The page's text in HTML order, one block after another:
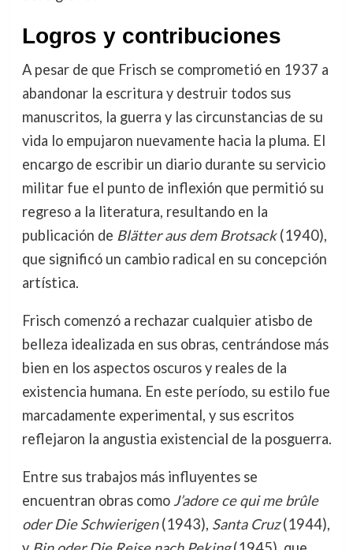
Logros y contribuciones
A pesar de que Frisch se comprometió en 1937 a
abandonar la escritura y destruir todos sus
manuscritos, la guerra y las circunstancias de su
vida lo empujaron nuevamente hacia la pluma. El
encargo de escribir un diario durante su servicio
militar fue el punto de inflexión que permitió su
regreso a la literatura, resultando en la
publicación de Blätter aus dem Brotsack(1940),
que significó un cambio radical en su concepción
artística.
Frisch comenzó a rechazar cualquier atisbo de
belleza idealizada en sus obras, centrándose más
bien en los aspectos oscuros y reales de la
existencia humana. En este período, su estilo fue
marcadamente experimental, y sus escritos
reflejaron la angustia existencial de la posguerra.
Entre sus trabajos más influyentes se
encuentran obras como J’adore ce qui me brûle
oder Die Schwierigen(1943), Santa Cruz(1944),